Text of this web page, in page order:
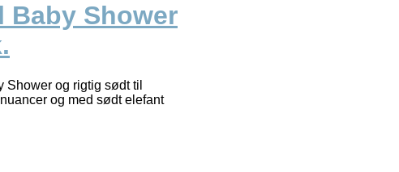
Baby Shower
Shower og rigtig sødt til
og med sødt elefant